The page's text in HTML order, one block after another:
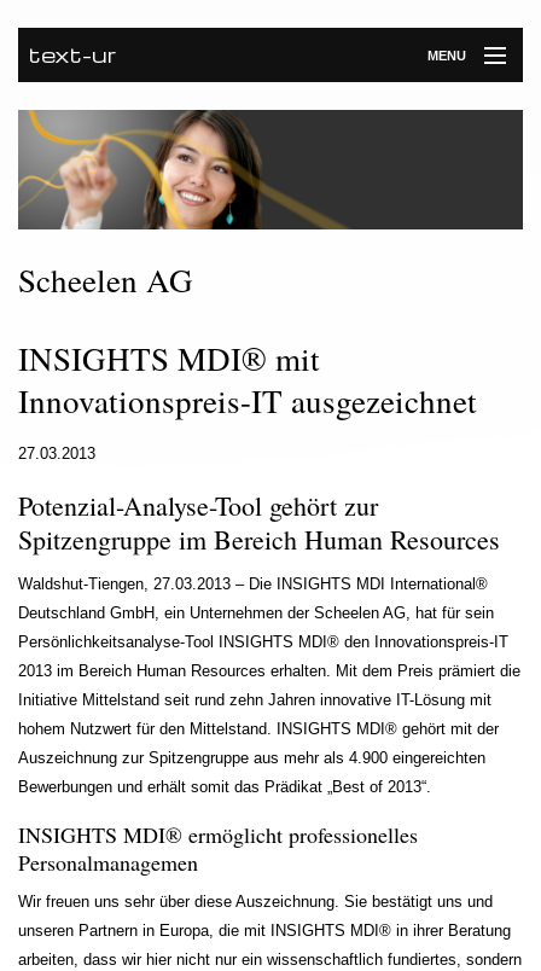
text-ur MENU
Startseite
Leistungen
Unternehmen
Referenzen
Newsroom
Scheelen AG
INSIGHTS MDI® mit
Innovationspreis-IT ausgezeichnet
27.03.2013
Potenzial-Analyse-Tool gehört zur
Spitzengruppe im Bereich Human Resources
Waldshut-Tiengen, 27.03.2013 – Die INSIGHTS MDI International®
Deutschland GmbH, ein Unternehmen der Scheelen AG, hat für sein
Persönlichkeitsanalyse-Tool INSIGHTS MDI® den Innovationspreis-IT
2013 im Bereich Human Resources erhalten. Mit dem Preis prämiert die
Initiative Mittelstand seit rund zehn Jahren innovative IT-Lösung mit
hohem Nutzwert für den Mittelstand. INSIGHTS MDI® gehört mit der
Auszeichnung zur Spitzengruppe aus mehr als 4.900 eingereichten
Bewerbungen und erhält somit das Prädikat „Best of 2013“.
INSIGHTS MDI® ermöglicht professionelles
Personalmanagemen
Wir freuen uns sehr über diese Auszeichnung. Sie bestätigt uns und
unseren Partnern in Europa, die mit INSIGHTS MDI® in ihrer Beratung
arbeiten, dass wir hier nicht nur ein wissenschaftlich fundiertes, sondern